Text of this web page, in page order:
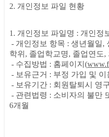
2. 개인정보 파일 현황
1. 개인정보 파일명 : 개인정
- 개인정보 항목 : 생년월일,
학위, 졸업학교명, 졸업연도,
- 수집방법 : 홈페이지(
- 보유근거 : 부정 가입 및 이
- 보유기간 : 회원탈퇴시 영
- 관련법령 : 소비자의 불만
6개월